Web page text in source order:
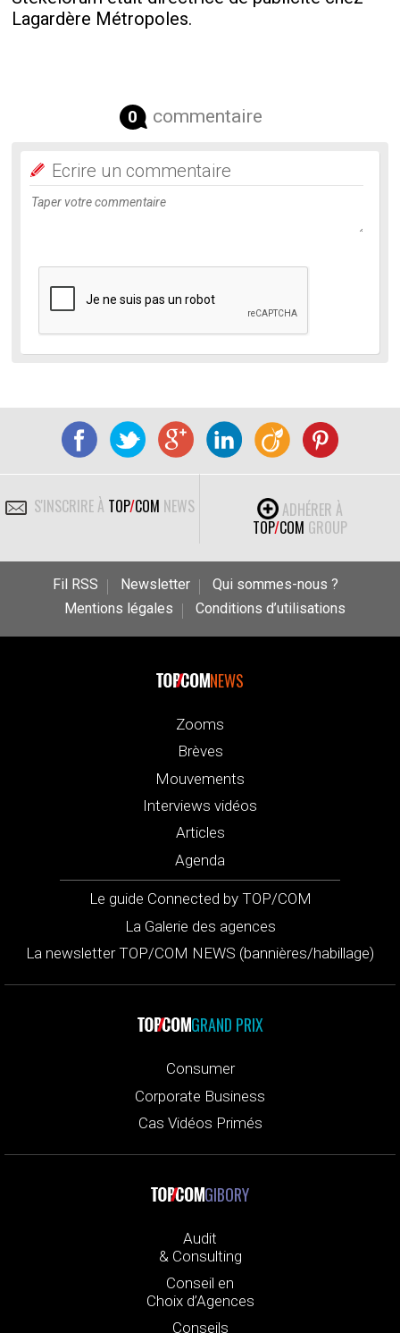
Lagardère Métropoles.
0 commentaire
Ecrire un commentaire
S'INSCRIRE À TOP/COM NEWS
ADHÉRER À
TOP/COM GROUP
Fil RSS Newsletter
Qui sommes-nous ?
Mentions légales
Conditions d’utilisations
NEWS
Zooms
Brèves
Mouvements
Interviews vidéos
Articles
Agenda
Le guide Connected by TOP/COM
La Galerie des agences
La newsletter TOP/COM NEWS (bannières/habillage)
GRAND PRIX
Consumer
Corporate Business
Cas Vidéos Primés
GIBORY
Audit
& Consulting
Conseil en
Choix d’Agences
Conseils